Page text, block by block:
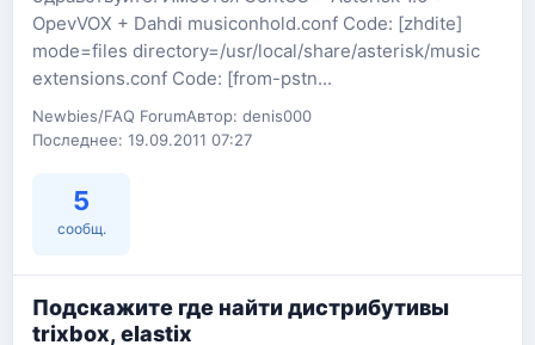
OpevVOX + Dahdi musiconhold.conf Code: [zhdite]
mode=files directory=/usr/local/share/asterisk/music
extensions.conf Code: [from-pstn...
Newbies/FAQ ForumАвтор: denis000
Последнее: 19.09.2011 07:27
5
сообщ.
Подскажите где найти дистрибутивы
trixbox, elastix